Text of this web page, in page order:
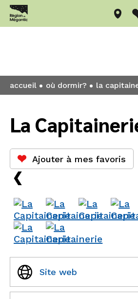
accueil où dormir? la
La
Ajouter à mes favoris
›
Site web